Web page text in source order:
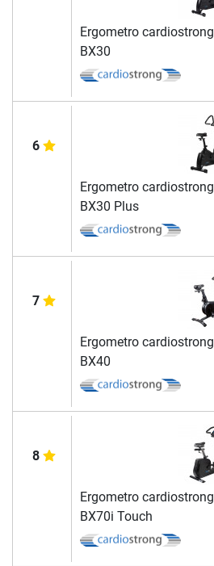
Ergometro cardiostrong
BX30
6
Ergometro cardiostrong
BX30 Plus
7
Ergometro cardiostrong
BX40
8
Ergometro cardiostrong
BX70i Touch